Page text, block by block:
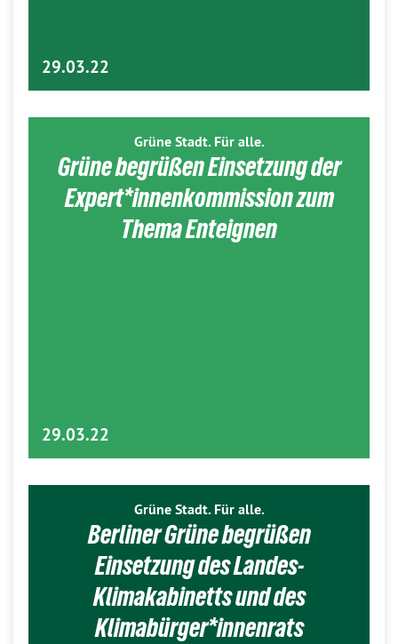
29.03.22
Grüne Stadt. Für alle.
Grüne begrüßen Einsetzung der
Expert*innenkommission zum
Thema Enteignen
29.03.22
Grüne Stadt. Für alle.
Berliner Grüne begrüßen
Einsetzung des Landes-
Klimakabinetts und des
Klimabürger*innenrats